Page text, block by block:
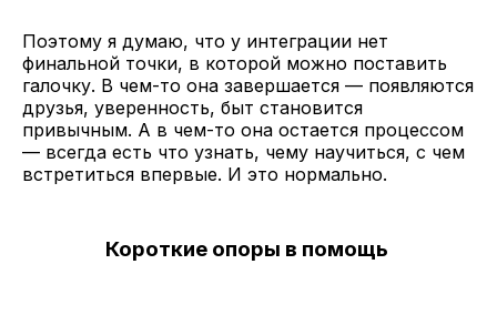
Поэтому я думаю, что у интеграции нет
финальной точки, в которой можно поставить
галочку. В чем-то она завершается — появляются
друзья, уверенность, быт становится
привычным. А в чем-то она остается процессом
— всегда есть что узнать, чему научиться, с чем
встретиться впервые. И это нормально.
Короткие опоры в помощь